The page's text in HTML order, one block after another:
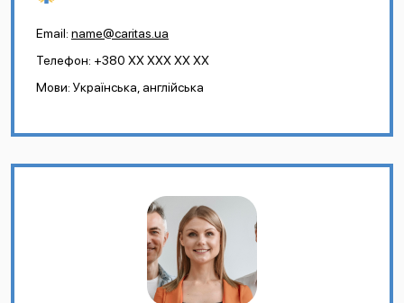
Email: name@caritas.ua
Телефон: +380 XX XXX XX XX
Мови: Українська, англійська